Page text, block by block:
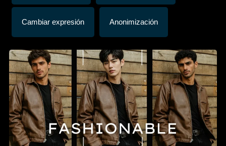
Cambiar expresión Anonimización